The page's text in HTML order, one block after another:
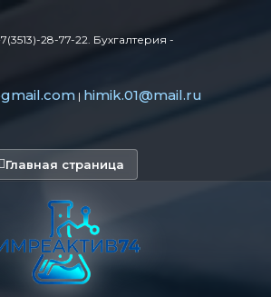
28-77-22. Бухгалтерия -
| himik.01@mail.ru
Главная страница